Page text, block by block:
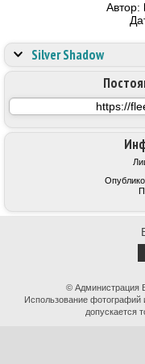
Автор:
Silver Shadow
© Администрация
Использование фотографий
допускается